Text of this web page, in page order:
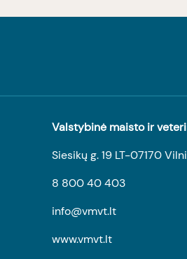
Valstybinė maisto ir
Siesikų g. 19 LT-07170
8 800 40 403
info@vmvt.lt
www.vmvt.lt